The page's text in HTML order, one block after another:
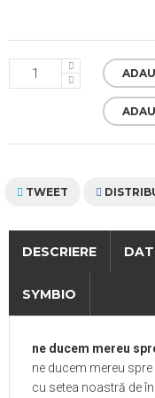
TWEET
DESCRIERE
SYMBIO
ne ducem mereu
ne ducem mereu spre
cu setea noastră de